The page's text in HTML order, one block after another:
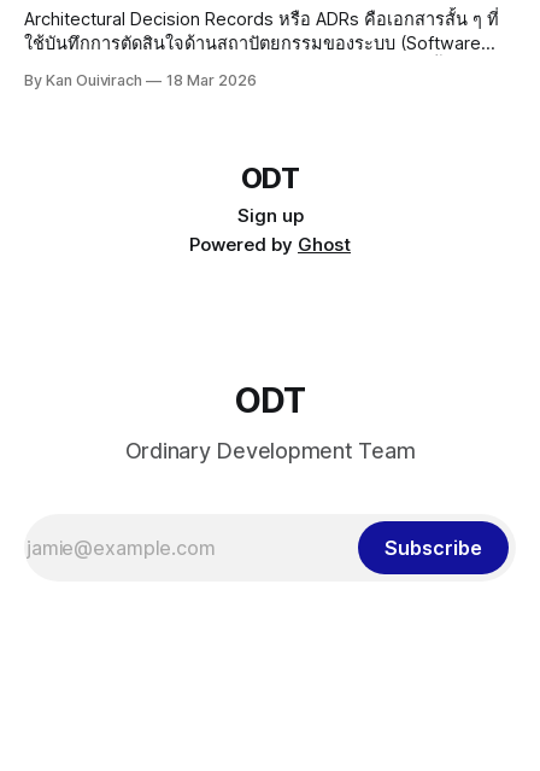
Architectural Decision Records หรือ ADRs คือเอกสารสั้น ๆ ที่
ใช้บันทึกการตัดสินใจด้านสถาปัตยกรรมของระบบ (Software
ทีมสามารถเข้าใจว่า ทำไมเราถึงตัดสินใจเลือกทำระบบมาแบบนี้
By Kan Ouivirach 18 Mar 2026
ODT
Sign up
Powered by Ghost
ODT
Ordinary Development Team
Subscribe